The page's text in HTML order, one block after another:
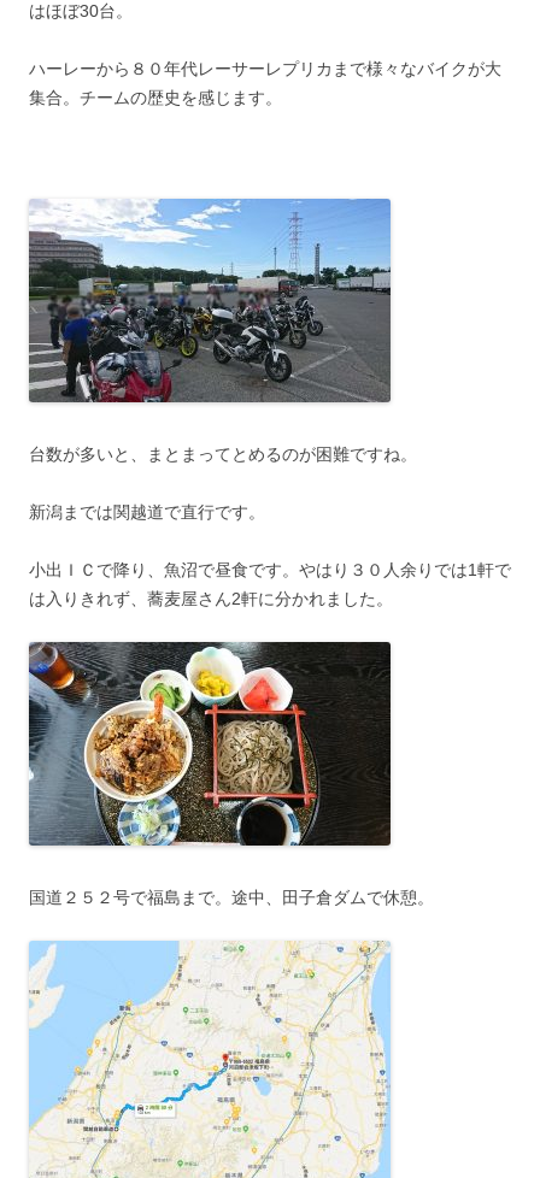
はほぼ30台。
ハーレーから８０年代レーサーレプリカまで様々なバイクが大
集合。チームの歴史を感じます。
台数が多いと、まとまってとめるのが困難ですね。
新潟までは関越道で直行です。
小出ＩＣで降り、魚沼で昼食です。やはり３０人余りでは1軒で
は入りきれず、蕎麦屋さん2軒に分かれました。
国道２５２号で福島まで。途中、田子倉ダムで休憩。